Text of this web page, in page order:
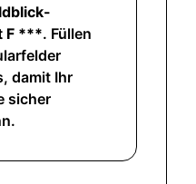
F ***. Füllen
damit Ihr
sicher